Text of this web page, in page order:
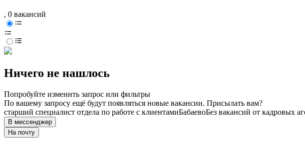
, 0 вакансий
Ничего не нашлось
Попробуйте изменить запрос или фильтры
По вашему запросу ещё будут появляться новые вакансии. Присылать вам?
старший специалист отдела по работе с клиентамиБабаевоБез вакансий от кадровых
В мессенджер
На почту